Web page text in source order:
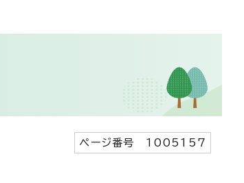
ページ番号 1005157